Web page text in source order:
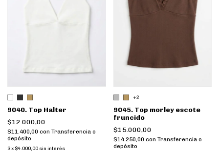
9040. Top Halter
$12.000,00
$11.400,00 con Transferencia o
depósito
3x $4.000,00 sin interés
+2
9045. Top morley escote
fruncido
$15.000,00
$14.250,00 con Transferencia o
depósito